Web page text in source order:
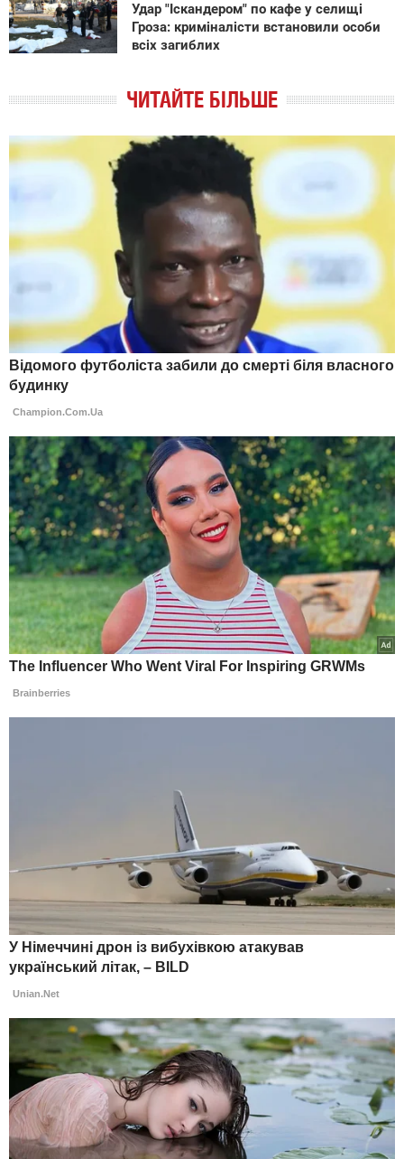
Удар "Іскандером" по кафе у селищі
Гроза: криміналісти встановили особи
всіх загиблих
ЧИТАЙТЕ БІЛЬШЕ